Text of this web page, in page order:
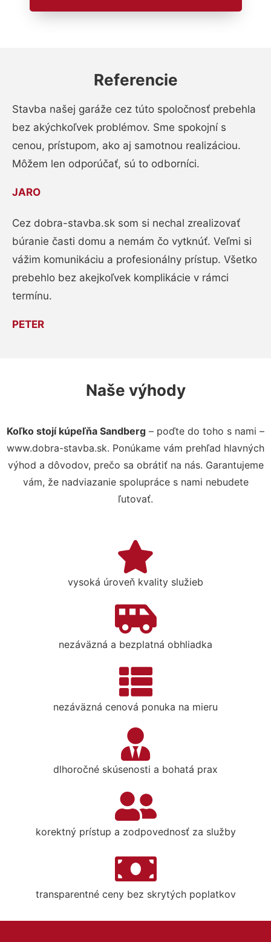
Referencie
Stavba našej garáže cez túto spoločnosť prebehla
bez akýchkoľvek problémov. Sme spokojní s
cenou, prístupom, ako aj samotnou realizáciou.
Môžem len odporúčať, sú to odborníci.
JARO
Cez dobra-stavba.sk som si nechal zrealizovať
búranie časti domu a nemám čo vytknúť. Veľmi si
vážim komunikáciu a profesionálny prístup. Všetko
prebehlo bez akejkoľvek komplikácie v rámci
termínu.
PETER
Naše výhody
Koľko stojí kúpeľňa Sandberg – poďte do toho s nami –
www.dobra-stavba.sk. Ponúkame vám prehľad hlavných
výhod a dôvodov, prečo sa obrátiť na nás. Garantujeme
vám, že nadviazanie spolupráce s nami nebudete
ľutovať.
vysoká úroveň kvality služieb
nezáväzná a bezplatná obhliadka
nezáväzná cenová ponuka na mieru
dlhoročné skúsenosti a bohatá prax
korektný prístup a zodpovednosť za služby
transparentné ceny bez skrytých poplatkov